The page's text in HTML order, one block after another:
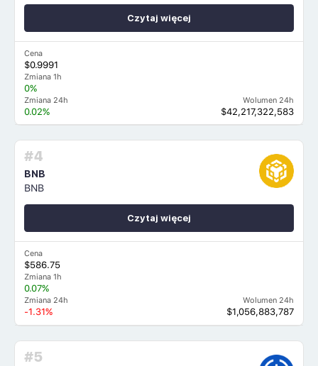
Cena
$0.9991
Zmiana 1h
0%
Zmiana 24h
0.02%
Wolumen 24h
$42,217,322,583
Czytaj więcej
#4
BNB
BNB
Cena
$586.75
Zmiana 1h
0.07%
Zmiana 24h
-1.31%
Wolumen 24h
$1,056,883,787
Czytaj więcej
#5